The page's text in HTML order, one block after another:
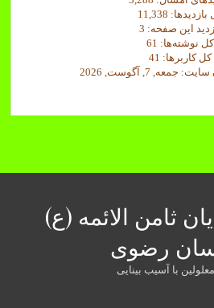
بازدیدها: 11,338
این صفحه: 3
کل نوشته‌ها: 61
کل کاربرها: 41
سایت: جمعه, 7, آگوست, 2026
ثامن الائمه (ع)
رضوی
با آسیب بینایی